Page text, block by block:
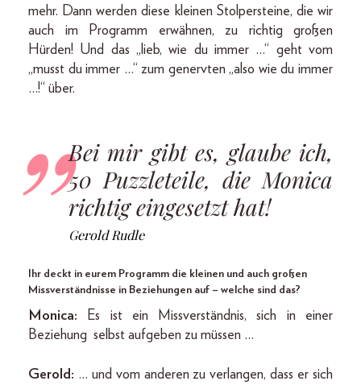
mehr. Dann werden diese kleinen Stolpersteine, die wir
auch im Programm erwähnen, zu richtig großen
Hürden! Und das „lieb, wie du immer …“ geht vom
„musst du immer …“ zum genervten „also wie du immer
…!“ über.
Bei mir gibt es, glaube ich,
50 Puzzleteile, die Monica
richtig eingesetzt hat!
Gerold Rudle
Ihr deckt in eurem Programm die kleinen und auch großen
Missverständnisse in Beziehungen auf – welche sind das?
Monica: Es ist ein Missverständnis, sich in einer
Beziehung selbst aufgeben zu müssen …
Gerold: … und vom anderen zu verlangen, dass er sich